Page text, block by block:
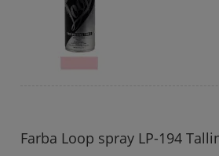
Farba Loop spray LP-194